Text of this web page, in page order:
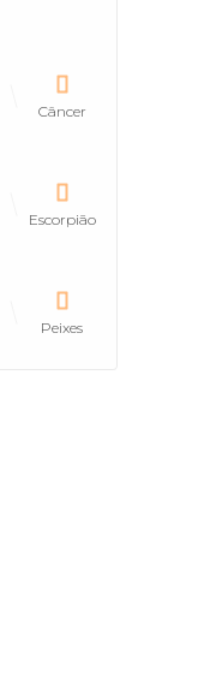
Câncer
Escorpião
Peixes